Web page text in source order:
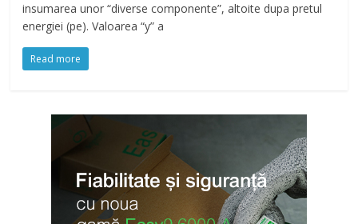
insumarea unor “diverse componente”, altoite dupa pretul
energiei (pe). Valoarea “y” a
Read more